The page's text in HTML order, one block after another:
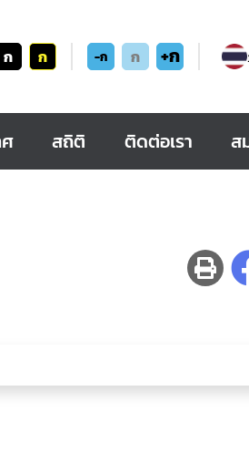
ก ก -ก ก +ก
สถิติ ติดต่อเรา ส